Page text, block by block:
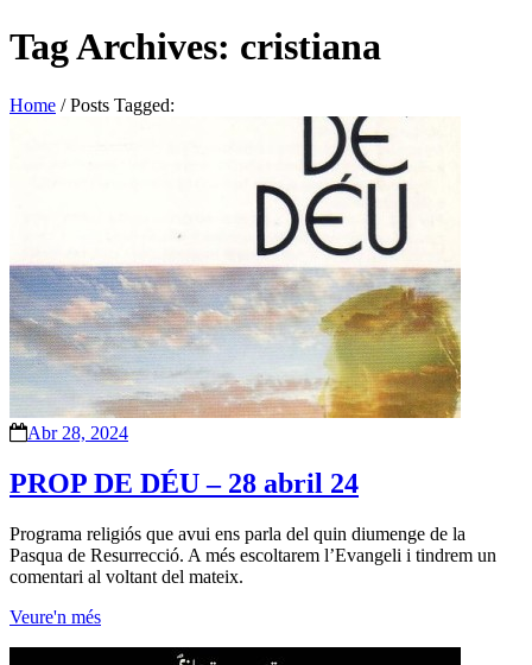
Tag Archives: cristiana
Home /Posts Tagged:
Abr 28, 2024
PROP DE DÉU – 28 abril 24
Programa religiós que avui ens parla del quin diumenge de la
Pasqua de Resurrecció. A més escoltarem l’Evangeli i tindrem un
comentari al voltant del mateix.
Veure'n més